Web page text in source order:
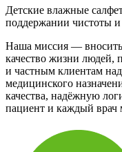
Детские влажные
поддержании чистоты и
Наша миссия — вносить
качество жизни людей,
и частным клиентам
медицинского
качества, надёжную
пациент и каждый врач